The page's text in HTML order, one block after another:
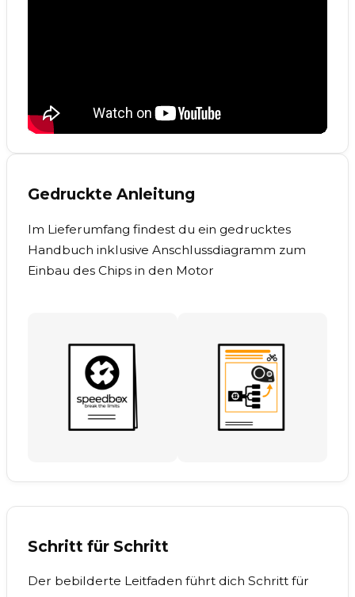
Gedruckte Anleitung
Im Lieferumfang findest du ein gedrucktes
Handbuch inklusive Anschlussdiagramm zum
Einbau des Chips in den Motor
Schritt für Schritt
Der bebilderte Leitfaden führt dich Schritt für